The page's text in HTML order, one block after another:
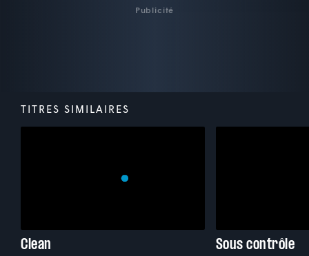
Publicité
TITRES SIMILAIRES
Clean Sous contrôle